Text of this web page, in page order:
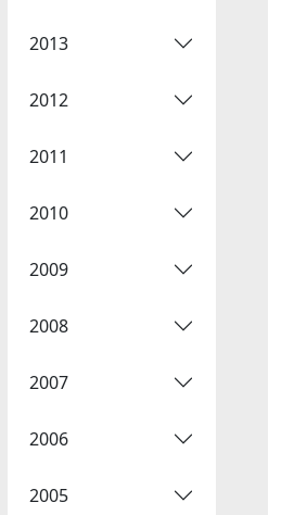
2013
2012
2011
2010
2009
2008
2007
2006
2005